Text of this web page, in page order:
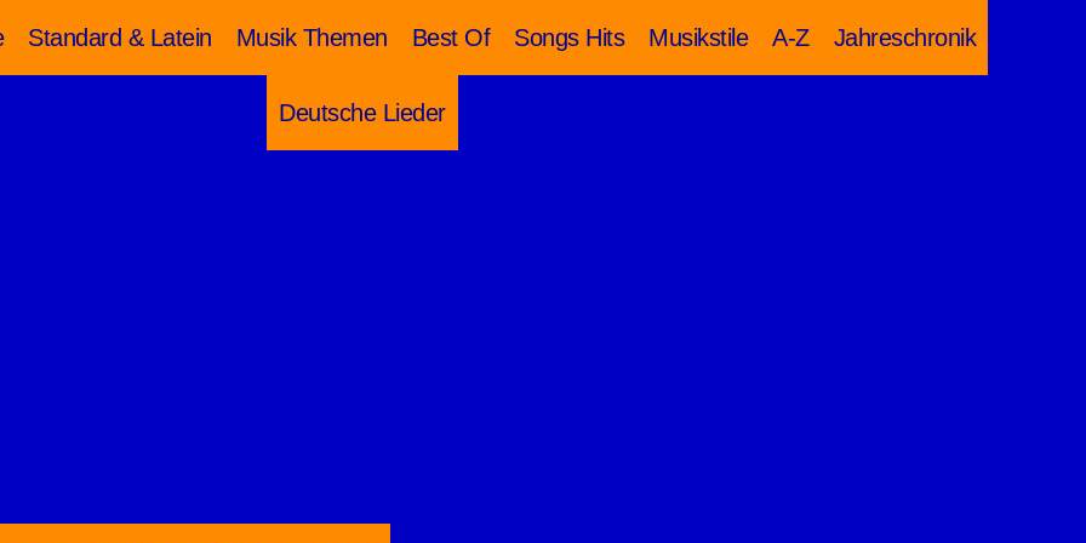
Standard & Latein Musik Themen Best Of Songs Hits Musikstile A-Z Jahreschronik
Deutsche Lieder